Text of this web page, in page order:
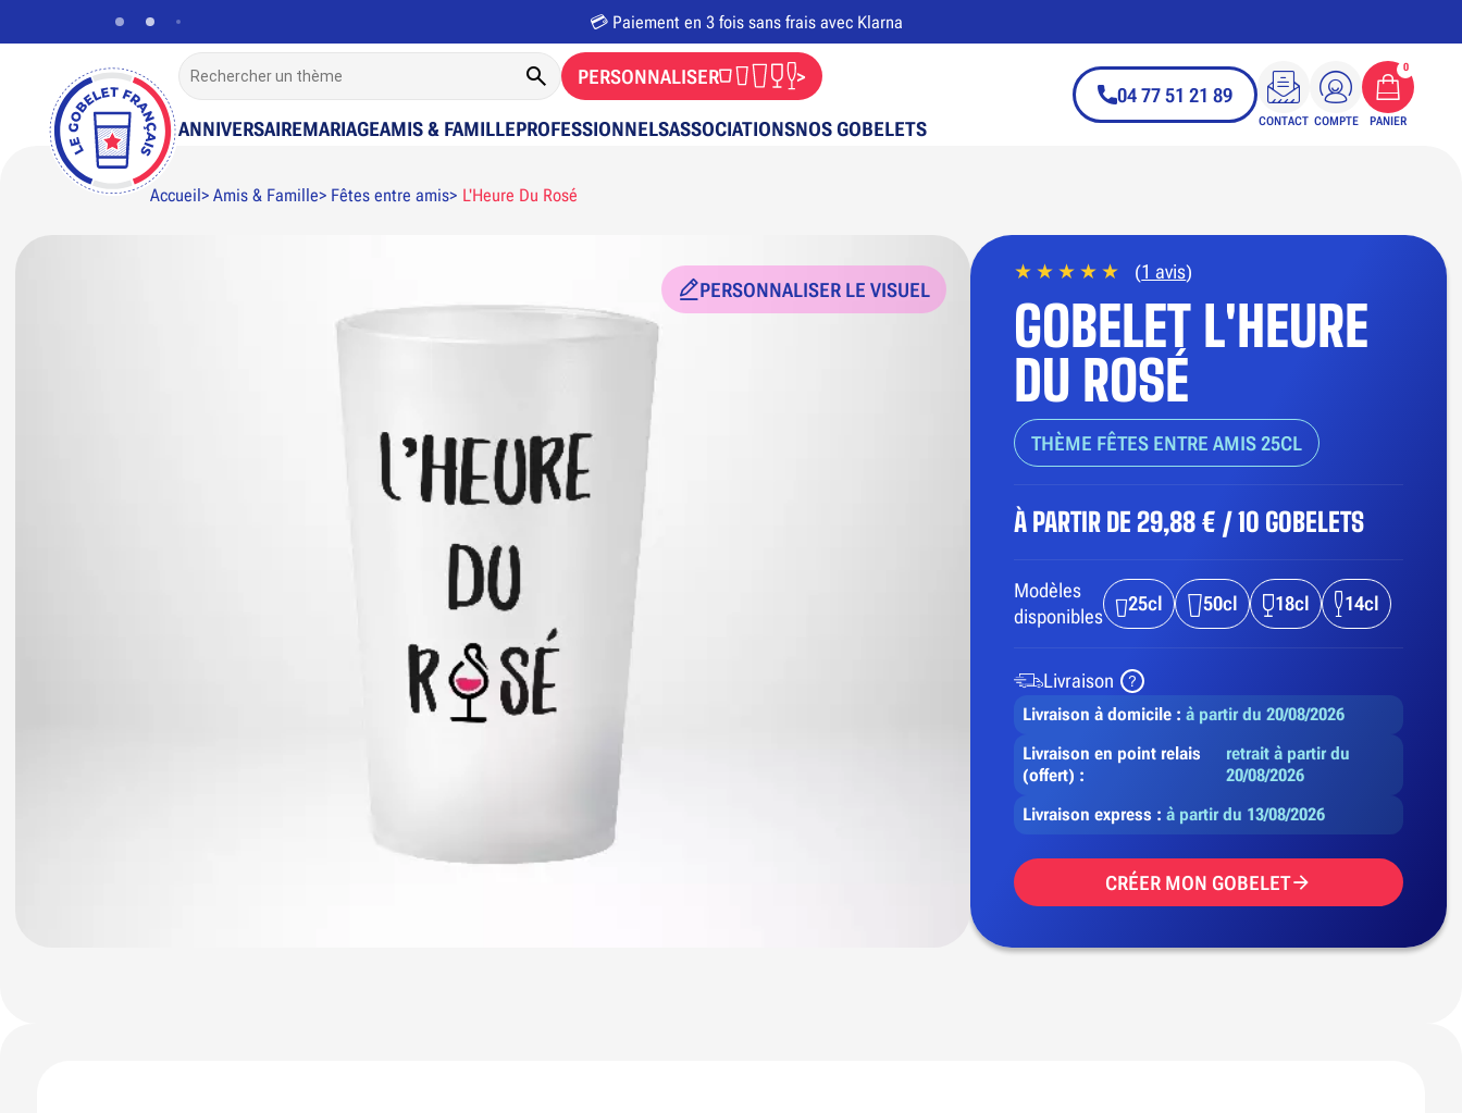
💳 Paiement en 3 fois sans frais avec Klarna
PERSONNALISER >
ANNIVERSAIREMARIAGEAMIS & FAMILLEPROFESSIONNELSASSOCIATIONSNOS GOBELETS
04 77 51 21 89
CONTACT COMPTE PANIER
0
Accueil Amis & Famille Fêtes entre amis L'Heure Du Rosé
PERSONNALISER LE VISUEL
(1 avis)
GOBELET L'HEURE
DU ROSÉ
THÈME FÊTES ENTRE AMIS 25CL
À PARTIR DE 29,88 € / 10 GOBELETS
Modèles
disponibles
25cl 50cl 18cl 14cl
Livraison
Livraison à domicile : à partir du 20/08/2026
Livraison en point relais
(offert) :
retrait à partir du
20/08/2026
Livraison express : à partir du 13/08/2026
CRÉER MON GOBELET